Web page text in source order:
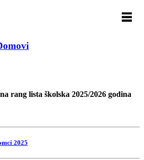
rang lista školska 2025/2026 godina
2025